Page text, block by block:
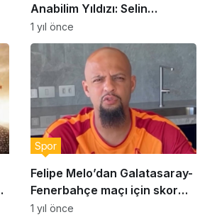
Anabilim Yıldızı: Selin
Hürmeriç
1 yıl önce
Felipe Melo’dan Galatasaray-
Fenerbahçe maçı için skor
tahmini: “Derbi zor geçecek
Spor
1 yıl önce